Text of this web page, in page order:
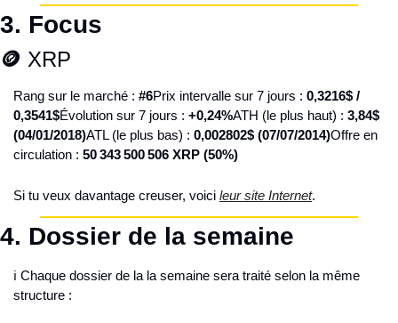
3. Focus
🪙 XRP
Rang sur le marché : #6Prix intervalle sur 7 jours : 0,3216$ /
0,3541$Évolution sur 7 jours : +0,24%ATH (le plus haut) : 3,84$
(04/01/2018)ATL (le plus bas) : 0,002802$ (07/07/2014)Offre en
circulation : 50 343 500 506 XRP (50%)
Si tu veux davantage creuser, voici leur site Internet.
4. Dossier de la semaine
ℹ️ Chaque dossier de la la semaine sera traité selon la même
structure :